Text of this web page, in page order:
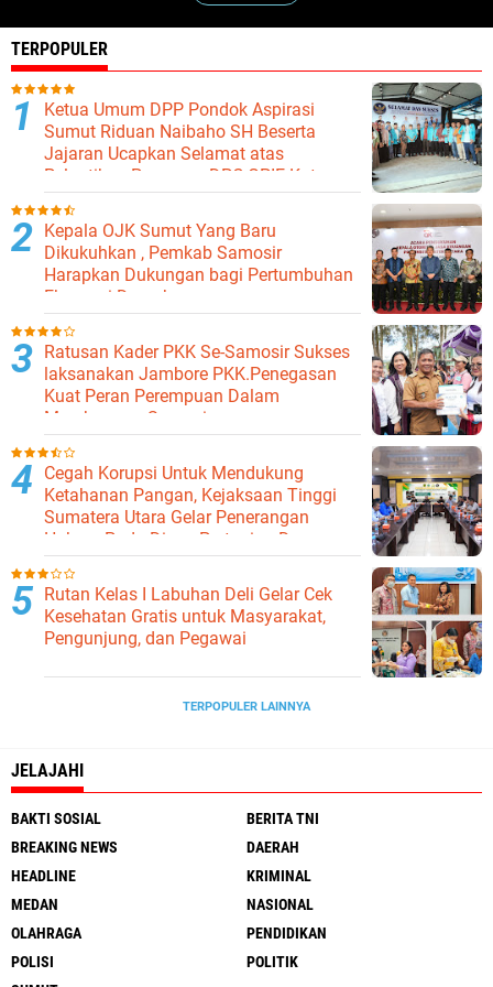
TERPOPULER
Ketua Umum DPP Pondok Aspirasi
Sumut Riduan Naibaho SH Beserta
Jajaran Ucapkan Selamat atas
Pelantikan Pengurus DPC GPIE Kota
Binjai
Kepala OJK Sumut Yang Baru
Dikukuhkan , Pemkab Samosir
Harapkan Dukungan bagi Pertumbuhan
Ekonomi Daerah
Ratusan Kader PKK Se-Samosir Sukses
laksanakan Jambore PKK.Penegasan
Kuat Peran Perempuan Dalam
Membangun Samosir.
Cegah Korupsi Untuk Mendukung
Ketahanan Pangan, Kejaksaan Tinggi
Sumatera Utara Gelar Penerangan
Hukum Pada Dinas Pertanian Dan
Ketahanan Pangan
Rutan Kelas I Labuhan Deli Gelar Cek
Kesehatan Gratis untuk Masyarakat,
Pengunjung, dan Pegawai
TERPOPULER LAINNYA
JELAJAHI
BAKTI SOSIAL
BERITA TNI
BREAKING NEWS
DAERAH
HEADLINE
KRIMINAL
MEDAN
NASIONAL
OLAHRAGA
PENDIDIKAN
POLISI
POLITIK